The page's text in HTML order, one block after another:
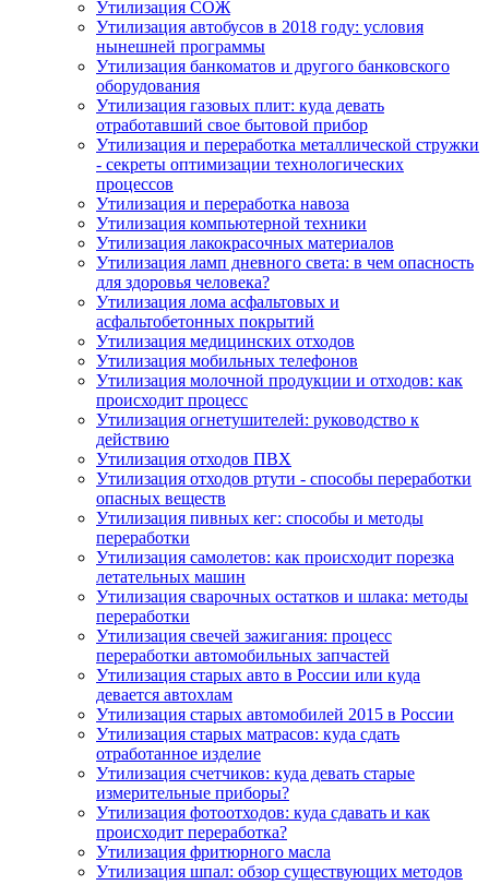
Утилизация СОЖ
Утилизация автобусов в 2018 году: условия
нынешней программы
Утилизация банкоматов и другого банковского
оборудования
Утилизация газовых плит: куда девать
отработавший свое бытовой прибор
Утилизация и переработка металлической стружки
- секреты оптимизации технологических
процессов
Утилизация и переработка навоза
Утилизация компьютерной техники
Утилизация лакокрасочных материалов
Утилизация ламп дневного света: в чем опасность
для здоровья человека?
Утилизация лома асфальтовых и
асфальтобетонных покрытий
Утилизация медицинских отходов
Утилизация мобильных телефонов
Утилизация молочной продукции и отходов: как
происходит процесс
Утилизация огнетушителей: руководство к
действию
Утилизация отходов ПВХ
Утилизация отходов ртути - способы переработки
опасных веществ
Утилизация пивных кег: способы и методы
переработки
Утилизация самолетов: как происходит порезка
летательных машин
Утилизация сварочных остатков и шлака: методы
переработки
Утилизация свечей зажигания: процесс
переработки автомобильных запчастей
Утилизация старых авто в России или куда
девается автохлам
Утилизация старых автомобилей 2015 в России
Утилизация старых матрасов: куда сдать
отработанное изделие
Утилизация счетчиков: куда девать старые
измерительные приборы?
Утилизация фотоотходов: куда сдавать и как
происходит переработка?
Утилизация фритюрного масла
Утилизация шпал: обзор существующих методов